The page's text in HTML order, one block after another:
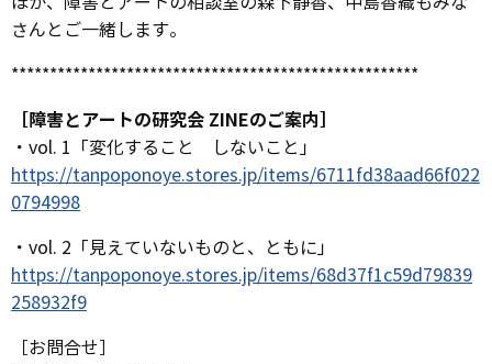
さんとご一緒します。
*****************************************************
［障害とアートの研究会 ZINEのご案内］
・vol. 1「変化すること しないこと」
https://tanpoponoye.stores.jp/items/6711fd38aad66f022
0794998
・vol. 2「見えていないものと、ともに」
https://tanpoponoye.stores.jp/items/68d37f1c59d79839
258932f9
［お問合せ］